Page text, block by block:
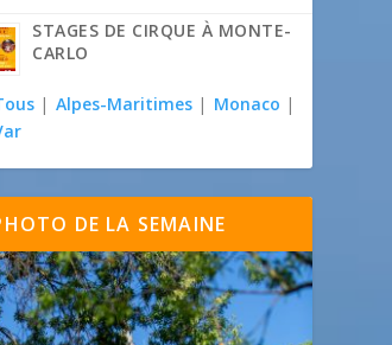
STAGES DE CIRQUE À MONTE-
CARLO
| Alpes-Maritimes | Monaco |
DE LA SEMAINE